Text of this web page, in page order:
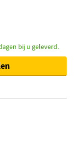
bij u geleverd.